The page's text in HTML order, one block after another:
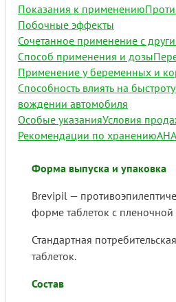
Показания к применению
Побочные эффекты
Сочетанное применение с
Способ применения и дозы
Применение у беременных и
Способность влиять на
вождении автомобиля
Особые указанияУсловия
Рекомендации по хранению
Форма выпуска и упаковка
Brevipil —
форме таблеток с
Стандартная
таблеток.
Состав